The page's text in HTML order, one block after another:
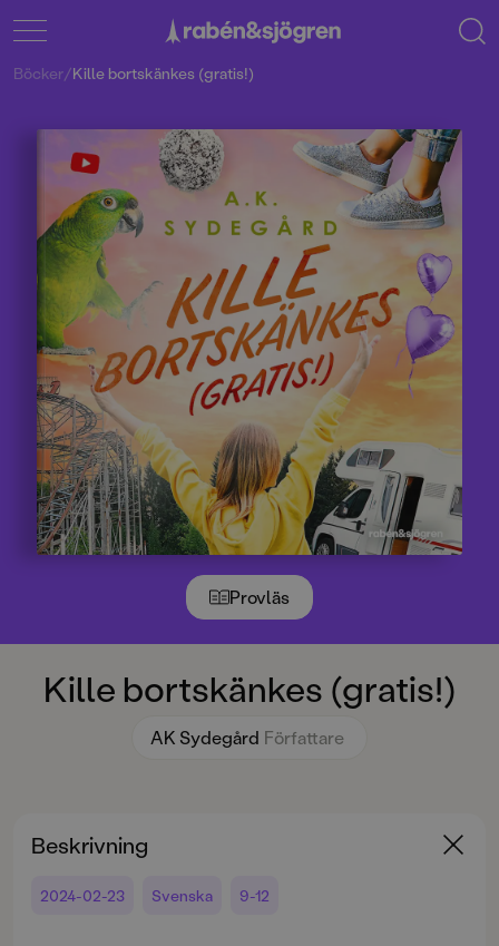
Provläs
Kille bortskänkes (gratis!)
AK Sydegård Författare
Böcker/Kille bortskänkes (gratis!)
Beskrivning
2024-02-23 Svenska 9-12